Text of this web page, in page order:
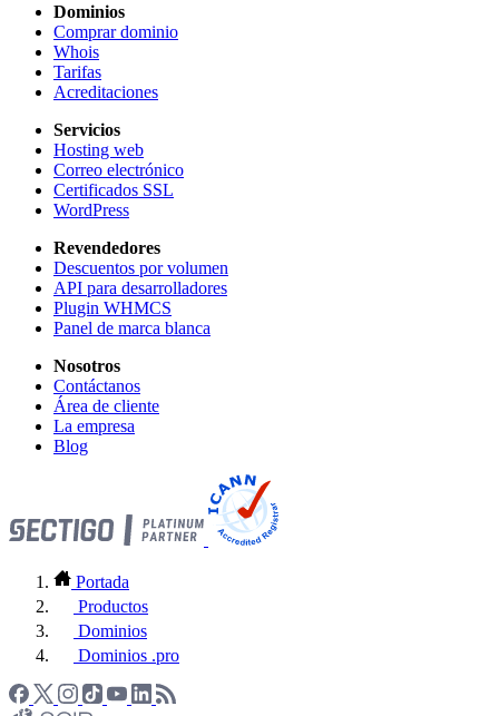
Dominios
Comprar dominio
Whois
Tarifas
Acreditaciones
Servicios
Hosting web
Correo electrónico
Certificados SSL
WordPress
Revendedores
Descuentos por volumen
API para desarrolladores
Plugin WHMCS
Panel de marca blanca
Nosotros
Contáctanos
Área de cliente
La empresa
Blog
Portada
Productos
Dominios
Dominios .pro